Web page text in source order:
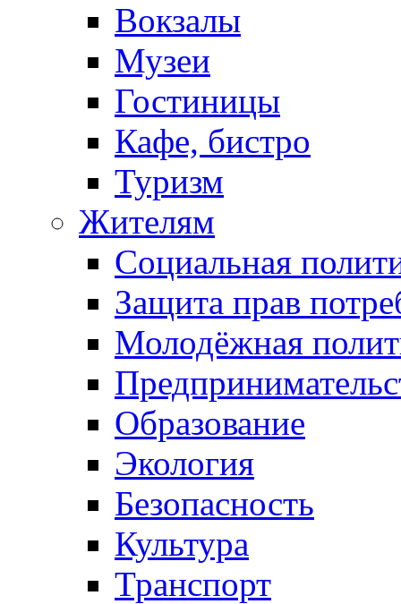
Вокзалы
Музеи
Гостиницы
Кафе, бистро
Туризм
Жителям
Социальная
Защита прав
Молодёжная
Образование
Экология
Безопасность
Культура
Транспорт